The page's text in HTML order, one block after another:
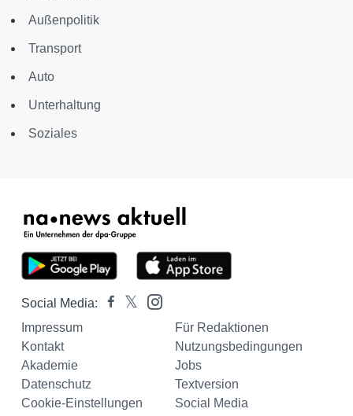
Außenpolitik
Transport
Auto
Unterhaltung
Soziales
Social Media:
Impressum
Für Redaktionen
Kontakt
Nutzungsbedingungen
Akademie
Jobs
Datenschutz
Textversion
Cookie-Einstellungen
Social Media